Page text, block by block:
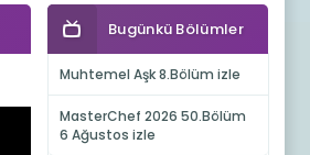
Bugünkü Bölümler
Muhtemel Aşk 8.Bölüm izle
MasterChef 2026 50.Bölüm
6 Ağustos izle